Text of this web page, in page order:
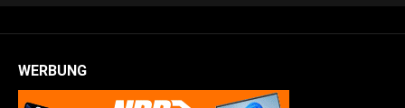
WERBUNG